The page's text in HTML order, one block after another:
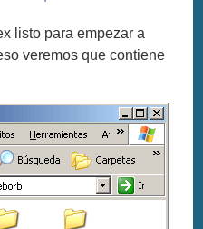
listo para empezar a
veremos que contiene